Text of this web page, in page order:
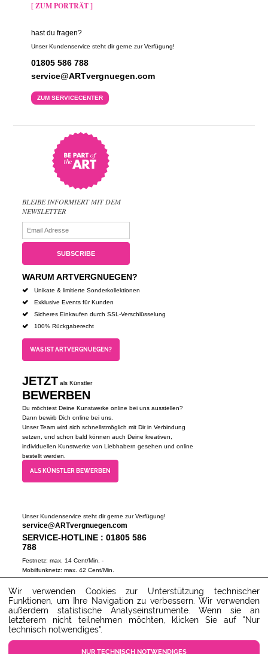
[ ZUM PORTRÄT ]
hast du fragen?
Unser Kundenservice steht dir gerne zur Verfügung!
01805 586 788
service@ARTvergnuegen.com
ZUM SERVICECENTER
BLEIBE INFORMIERT MIT DEM
NEWSLETTER
WARUM ARTVERGNUEGEN?
Unikate & limitierte Sonderkollektionen
Exklusive Events für Kunden
Sicheres Einkaufen durch SSL-Verschlüsselung
100% Rückgaberecht
WAS IST ARTVERGNUEGEN?
JETZT als Künstler
BEWERBEN
Du möchtest Deine Kunstwerke online bei uns ausstellen?
Dann bewirb Dich online bei uns.
Unser Team wird sich schnellstmöglich mit Dir in Verbindung
setzen, und schon bald können auch Deine kreativen,
individuellen Kunstwerke von Liebhabern gesehen und online
bestellt werden.
ALS KÜNSTLER BEWERBEN
Unser Kundenservice steht dir gerne zur Verfügung!
service@ARTvergnuegen.com
SERVICE-HOTLINE : 01805 586
788
Festnetz: max. 14 Cent/Min. -
Mobilfunknetz: max. 42 Cent/Min.
(Mo-Do 9-18 Uhr, Fr 9-16 Uhr)
ZUM SERVICECENTER
Wir verwenden Cookies zur Unterstützung technischer
Funktionen, um Ihre Navigation zu verbessern. Wir verwenden
außerdem statistische Analyseinstrumente. Wenn sie an
letzterem nicht teilnehmen möchten, klicken Sie auf "Nur
technisch notwendiges".
NUR TECHNISCH NOTWENDIGES